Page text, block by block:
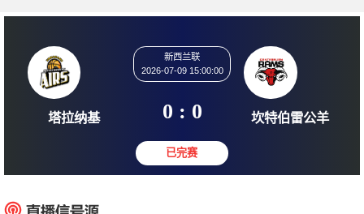
新西兰联
2026-07-09 15:00:00
0 : 0